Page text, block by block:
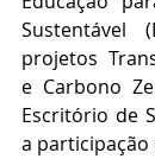
Sustentável
projetos
e Carbono
Escritório de
a